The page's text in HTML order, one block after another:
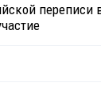
переписи